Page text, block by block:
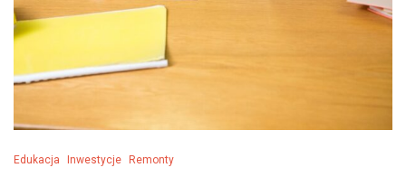
Edukacja Inwestycje Remonty